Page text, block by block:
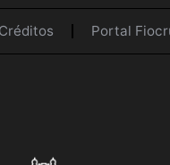
Créditos Portal